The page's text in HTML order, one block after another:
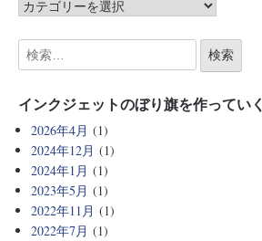
インクジェットのぼり旗を作っていく
2026年4月 (1)
2024年12月 (1)
2024年1月 (1)
2023年5月 (1)
2022年11月 (1)
2022年7月 (1)